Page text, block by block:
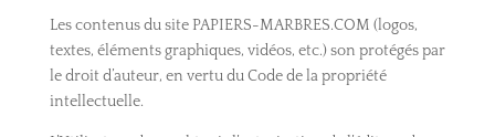
Les contenus du site PAPIERS-MARBRES.COM (logos,
textes, éléments graphiques, vidéos, etc.) son protégés par
le droit d’auteur, en vertu du Code de la propriété
intellectuelle.